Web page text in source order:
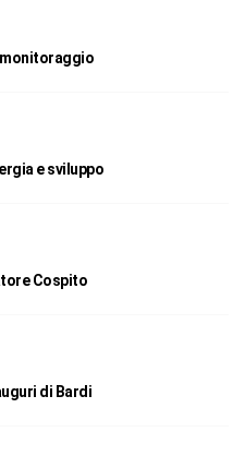
monitoraggio
e sviluppo
Cospito
di Bardi